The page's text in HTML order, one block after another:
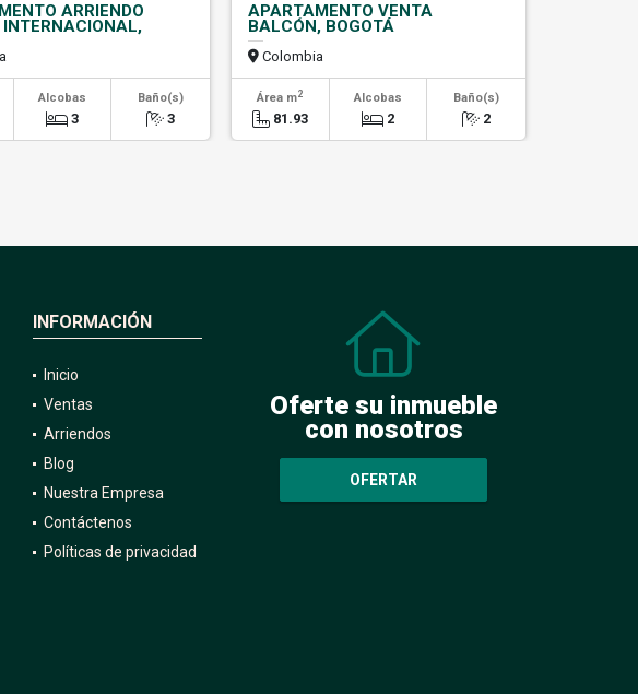
ARRIENDO
INTERNACIONAL,
Alcobas
3
Baño(s)
3
APARTAMENTO VENTA
BALCÓN, BOGOTÁ
Colombia
Área m2
81.93
Alcobas
2
Baño(s)
2
INFORMACIÓN
Inicio
Ventas
Arriendos
Blog
Nuestra Empresa
Contáctenos
Políticas de privacidad
Oferte su inmueble
con nosotros
OFERTAR